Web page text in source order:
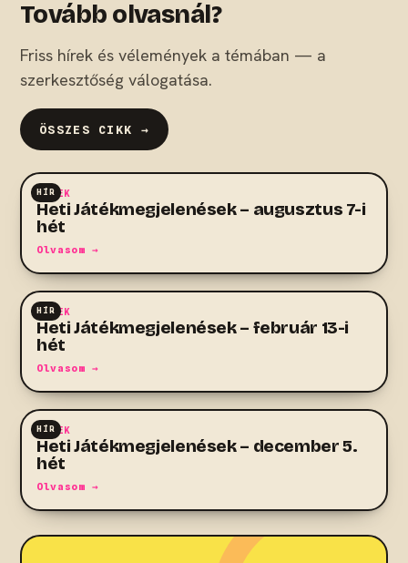
Tovább olvasnál?
Friss hírek és vélemények a témában — a
szerkesztőség válogatása.
ÖSSZES CIKK →
HÍR
HÍREK
Heti Játékmegjelenések – augusztus 7-i
hét
Olvasom →
HÍR
HÍREK
Heti Játékmegjelenések – február 13-i
hét
Olvasom →
HÍR
HÍREK
Heti Játékmegjelenések – december 5.
hét
Olvasom →